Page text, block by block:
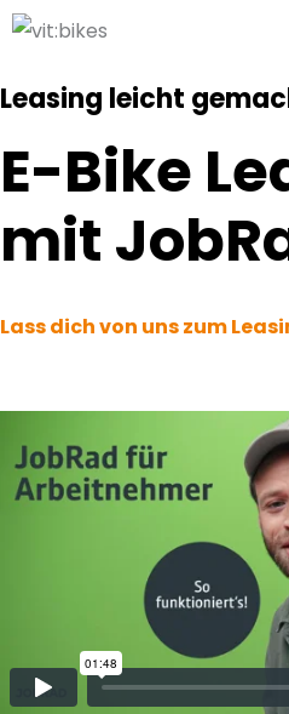
Leasing leicht
E-Bike
mit
Lass dich von uns zum